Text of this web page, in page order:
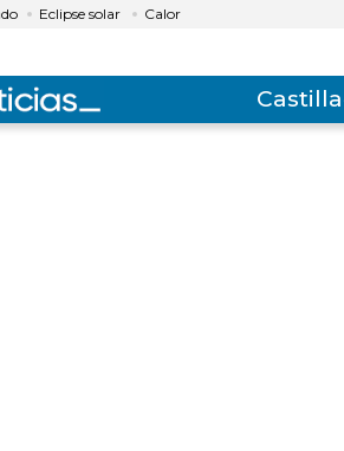
Eclipse solar Calor